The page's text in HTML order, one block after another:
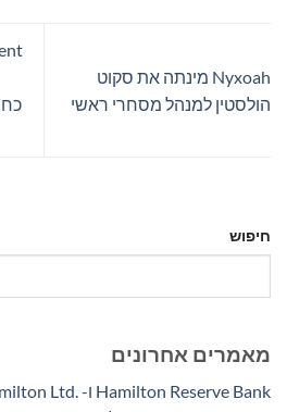
Nyxoah מינתה את סקוט
הולסטין למנהל מסחרי ראשי
חיפוש
מאמרים אחרונים